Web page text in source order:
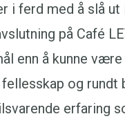
i ferd med å slå
på Café
enn å kunne
og rundt
erfaring